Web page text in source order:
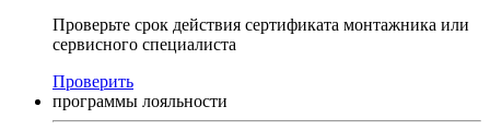
Проверьте срок действия сертификата монтажника или
сервисного специалиста
Проверить
программы лояльности